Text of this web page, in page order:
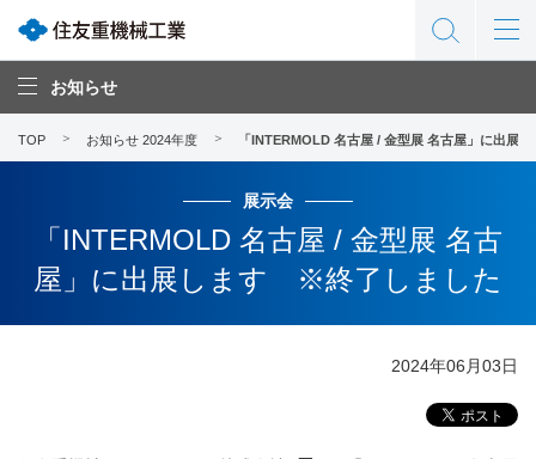
お知らせ
TOP お知らせ 2024年度 「INTERMOLD 名古屋 / 金型展 名古屋」に出
展示会
「INTERMOLD 名古屋 / 金型展 名古
屋」に出展します ※終了しました
2024年06月03日